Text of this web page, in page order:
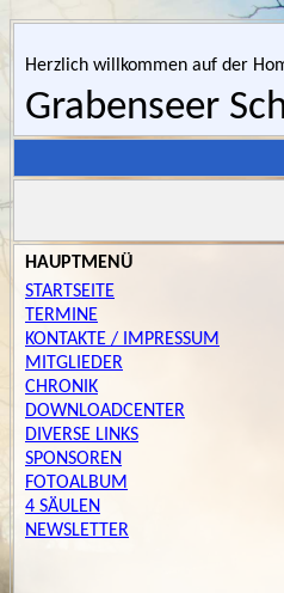
Herzlich willkommen auf der
Grabenseer
HAUPTMENÜ
STARTSEITE
TERMINE
KONTAKTE / IMPRESSUM
MITGLIEDER
CHRONIK
DOWNLOADCENTER
DIVERSE LINKS
SPONSOREN
FOTOALBUM
4 SÄULEN
NEWSLETTER